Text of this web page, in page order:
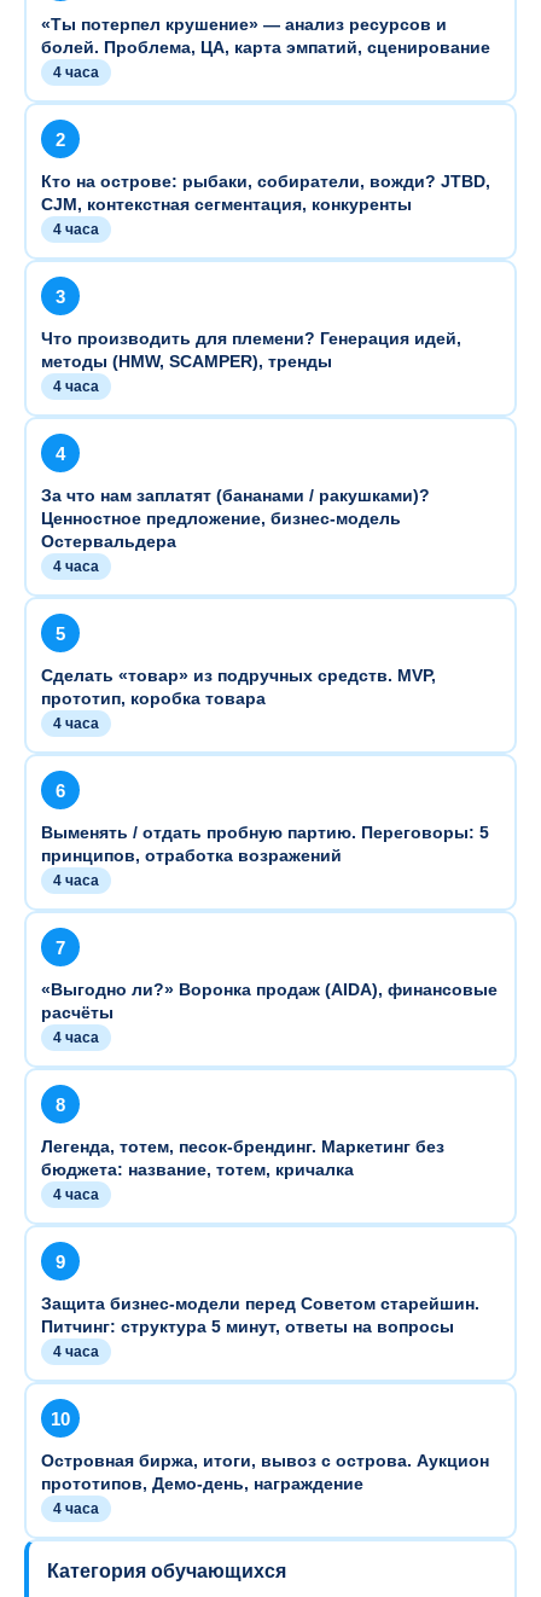
«Ты потерпел крушение» — анализ ресурсов и
болей. Проблема, ЦА, карта эмпатий, сценирование
4 часа
2
Кто на острове: рыбаки, собиратели, вожди? JTBD,
CJM, контекстная сегментация, конкуренты
4 часа
3
Что производить для племени? Генерация идей,
методы (HMW, SCAMPER), тренды
4 часа
4
За что нам заплатят (бананами / ракушками)?
Ценностное предложение, бизнес-модель
Остервальдера
4 часа
5
Сделать «товар» из подручных средств. MVP,
прототип, коробка товара
4 часа
6
Выменять / отдать пробную партию. Переговоры: 5
принципов, отработка возражений
4 часа
7
«Выгодно ли?» Воронка продаж (AIDA), финансовые
расчёты
4 часа
8
Легенда, тотем, песок-брендинг. Маркетинг без
бюджета: название, тотем, кричалка
4 часа
9
Защита бизнес-модели перед Советом старейшин.
Питчинг: структура 5 минут, ответы на вопросы
4 часа
10
Островная биржа, итоги, вывоз с острова. Аукцион
прототипов, Демо-день, награждение
4 часа
Категория обучающихся